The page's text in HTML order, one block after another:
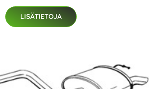
LISÄTIETOJA